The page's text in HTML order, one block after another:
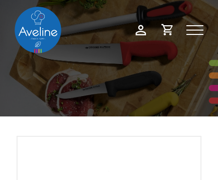
Mon
compte
Demande
devis
Panneau de gestion des cookies